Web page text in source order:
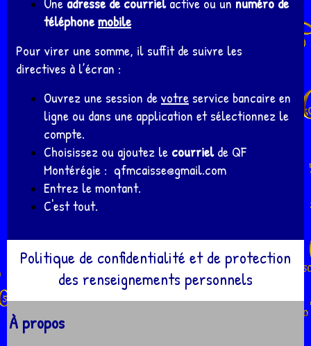
téléphonemobile
Pour virer une somme, il suffit de suivre les
directives à l’écran :
Ouvrez une session devotre service bancaire en
ligne ou dans une application et sélectionnez le
compte.
Choisissez ou ajoutez le courrielde QF
Montérégie : qfmcaisse@gmail.com
Entrez le montant.
C'est tout.
Politique de confidentialité et de protection
des renseignements personnels
À propos